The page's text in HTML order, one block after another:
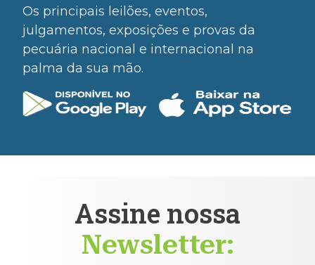
Os principais leilões, eventos,
julgamentos, exposições e provas da
pecuária nacional e internacional na
palma da sua mão.
Assine nossa
Newsletter: